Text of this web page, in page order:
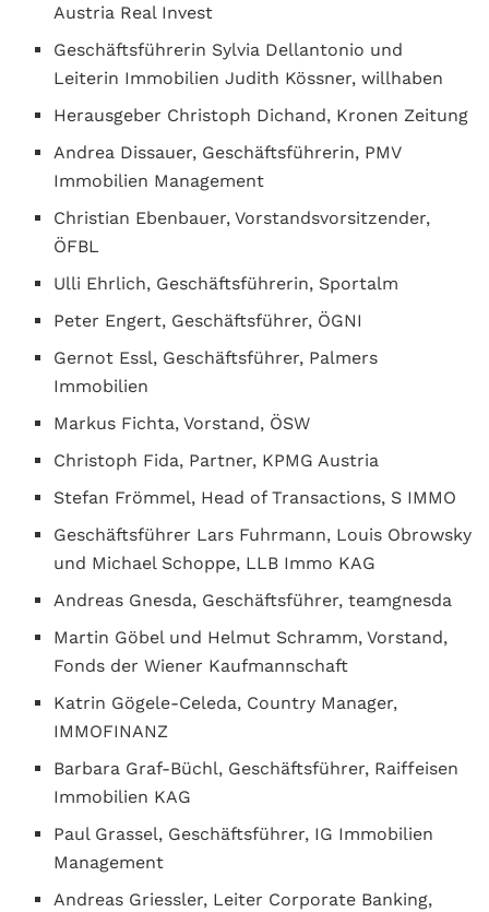
Austria Real Invest
Geschäftsführerin Sylvia Dellantonio und
Leiterin Immobilien Judith Kössner, willhaben
Herausgeber Christoph Dichand, Kronen Zeitung
Andrea Dissauer, Geschäftsführerin, PMV
Immobilien Management
Christian Ebenbauer, Vorstandsvorsitzender,
ÖFBL
Ulli Ehrlich, Geschäftsführerin, Sportalm
Peter Engert, Geschäftsführer, ÖGNI
Gernot Essl, Geschäftsführer, Palmers
Immobilien
Markus Fichta, Vorstand, ÖSW
Christoph Fida, Partner, KPMG Austria
Stefan Frömmel, Head of Transactions, S IMMO
Geschäftsführer Lars Fuhrmann, Louis Obrowsky
und Michael Schoppe, LLB Immo KAG
Andreas Gnesda, Geschäftsführer, teamgnesda
Martin Göbel und Helmut Schramm, Vorstand,
Fonds der Wiener Kaufmannschaft
Katrin Gögele-Celeda, Country Manager,
IMMOFINANZ
Barbara Graf-Büchl, Geschäftsführer, Raiffeisen
Immobilien KAG
Paul Grassel, Geschäftsführer, IG Immobilien
Management
Andreas Griessler, Leiter Corporate Banking,